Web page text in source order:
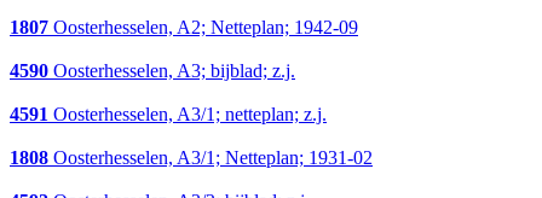
1807 Oosterhesselen, A2; Netteplan; 1942-09
4590 Oosterhesselen, A3; bijblad; z.j.
4591 Oosterhesselen, A3/1; netteplan; z.j.
1808 Oosterhesselen, A3/1; Netteplan; 1931-02